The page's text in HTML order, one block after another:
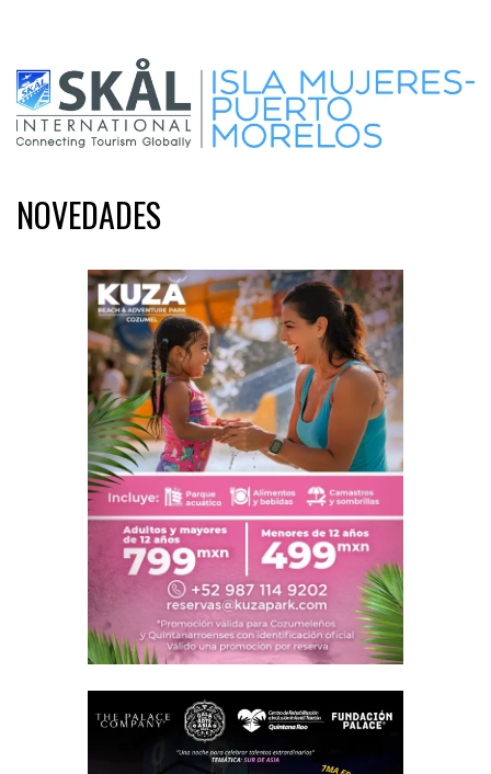
NOVEDADES